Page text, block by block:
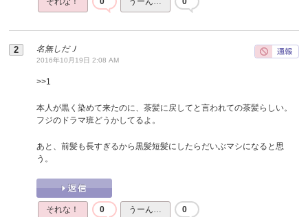
名無しだＪ
2016年10月19日 2:08 AM
>>1
本人が黒く染めて来たのに、茶髪に戻してと言われての茶髪らしい。
フジのドラマ班どうかしてるよ。
あと、前髪も長すぎるから黒髪短髪にしたらだいぶマシになると思
う。
それな！ 0 うーん… 0